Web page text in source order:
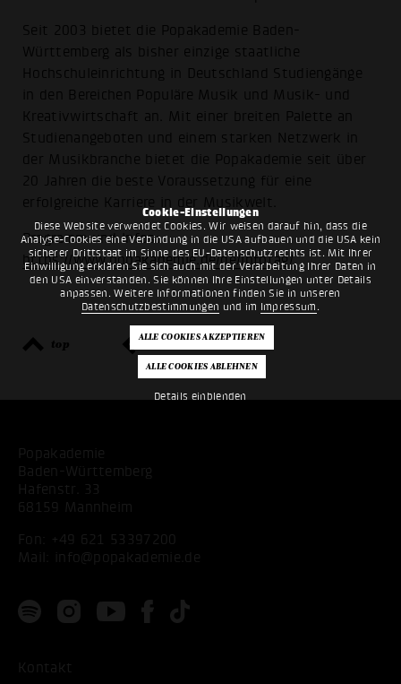
Cookie-Einstellungen
Diese Website verwendet Cookies. Wir weisen darauf hin, dass die
Analyse-Cookies eine Verbindung in die USA aufbauen und die USA kein
sicherer Drittstaat im Sinne des EU-Datenschutzrechts ist. Mit Ihrer
Einwilligung erklären Sie sich auch mit der Verarbeitung Ihrer Daten in
den USA einverstanden. Sie können Ihre Einstellungen unter Details
anpassen. Weitere Informationen finden Sie in unseren
Datenschutzbestimmungen und im Impressum .
Details einblenden
Seit 2003 bietet die Popakademie Baden-
Württemberg als bisher einzige staatliche
Hochschuleinrichtung in Deutschland Studiengänge
in den Bereichen Populäre Musik und Musik- und
Kreativwirtschaft an. Mit einer breiten Palette an
Studienangeboten und einem starken Netzwerk in
der Musikbranche bietet die Popakademie seit über
20 Jahren die beste Voraussetzung für eine
erfolgreiche Karriere in der Musikwelt.
Programm und Infos:
https://www.popakademie.de/de/infotag/
top zurück
Popakademie
Baden-Württemberg
Hafenstr. 33
68159 Mannheim
Fon:
+49 621 53397200
Mail:
info@popakademie.de
Kontakt